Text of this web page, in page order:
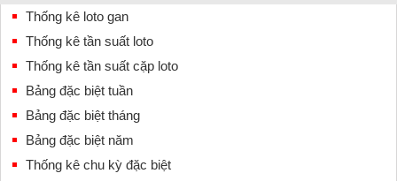
Thống kê loto gan
Thống kê tần suất loto
Thống kê tần suất cặp loto
Bảng đặc biệt tuần
Bảng đặc biệt tháng
Bảng đặc biệt năm
Thống kê chu kỳ đặc biệt